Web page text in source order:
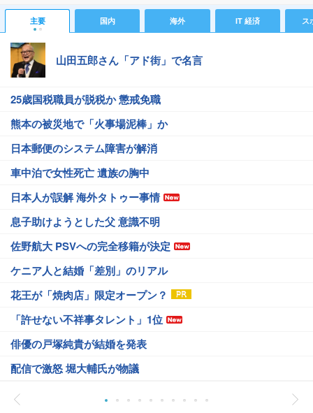
主要 国内 海外 IT 経済 ス
山田五郎さん「アド街」で名言
25歳国税職員が脱税か 懲戒免職
熊本の被災地で「火事場泥棒」か
日本郵便のシステム障害が解消
車中泊で女性死亡 遺族の胸中
日本人が誤解 海外タトゥー事情
息子助けようとした父 意識不明
佐野航大 PSVへの完全移籍が決定
ケニア人と結婚「差別」のリアル
花王が「焼肉店」限定オープン？
「許せない不祥事タレント」1位
俳優の戸塚純貴が結婚を発表
配信で激怒 堀大輔氏が物議